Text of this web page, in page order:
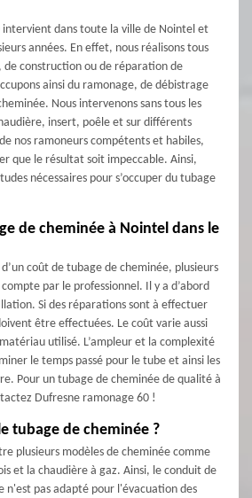
intervient dans toute la ville de Nointel et
années. En effet, nous réalisons tous
de construction ou de réparation de
ainsi du ramonage, de débistrage
Nous intervenons sans tous les
insert, poêle et sur différents
nos ramoneurs compétents et habiles,
que le résultat soit impeccable. Ainsi,
nécessaires pour s’occuper du tubage
de cheminée à Nointel dans le
coût de tubage de cheminée, plusieurs
par le professionnel. Il y a d’abord
Si des réparations sont à effectuer
être effectuées. Le coût varie aussi
utilisé. L’ampleur et la complexité
le temps passé pour le tube et ainsi les
Pour un tubage de cheminée de qualité à
Dufresne ramonage 60 !
tubage de cheminée ?
plusieurs modèles de cheminée comme
et la chaudière à gaz. Ainsi, le conduit de
n'est pas adapté pour l'évacuation des